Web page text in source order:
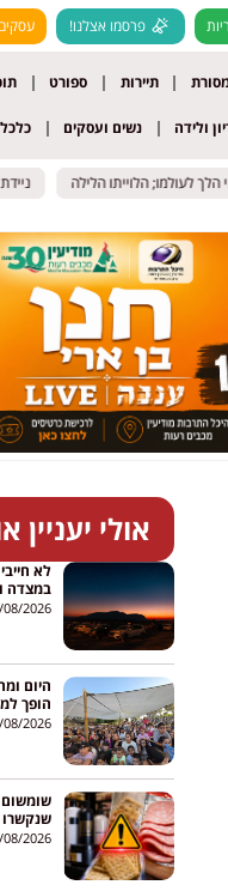
פרסמו אצלנו! עסקים
תיירות ספורט
ולידה נשים ועסקים
לעולמו; הלוייתו הלילה
לעולמו; הלוייתו הלילה ניידת
ניידת
אולי יעניין
לא
במצדה
אוגוסט
08/2026
היום
הופך
08/2026
שומשום
שנקשרו
לציבור
08/2026